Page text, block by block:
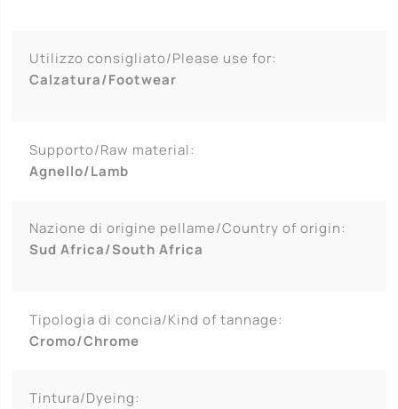
Utilizzo consigliato/Please use for:
Calzatura/Footwear
Supporto/Raw material:
Agnello/Lamb
Nazione di origine pellame/Country of origin:
Sud Africa/South Africa
Tipologia di concia/Kind of tannage:
Cromo/Chrome
Tintura/Dyeing: